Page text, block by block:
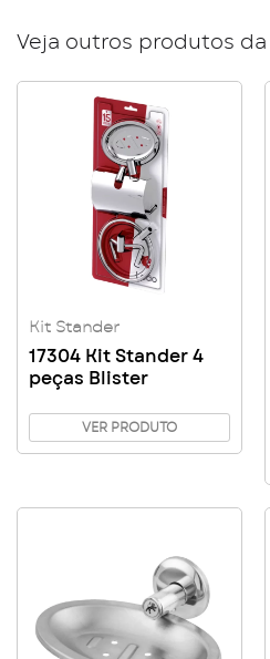
Veja outros produtos da
Kit Stander
17304 Kit Stander 4
peças Blister
VER PRODUTO